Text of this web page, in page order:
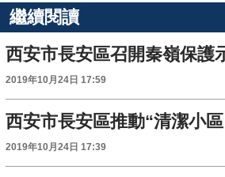
繼續閱讀
2019年10月24日 17:59
2019年10月24日 17:39